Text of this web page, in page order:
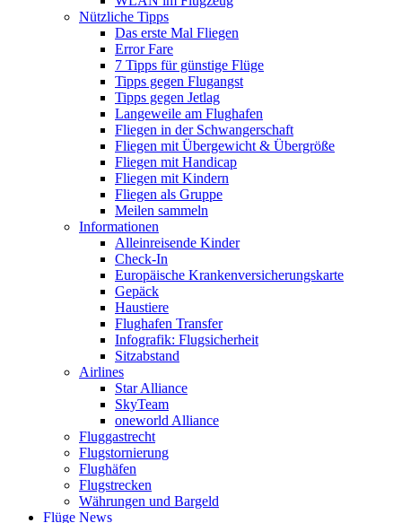
Nützliche Tipps
Das erste Mal Fliegen
Error Fare
7 Tipps für günstige Flüge
Tipps gegen Flugangst
Tipps gegen Jetlag
Langeweile am Flughafen
Fliegen in der Schwangerschaft
Fliegen mit Übergewicht & Übergröße
Fliegen mit Handicap
Fliegen mit Kindern
Fliegen als Gruppe
Meilen sammeln
Informationen
Alleinreisende Kinder
Check-In
Europäische Krankenversicherungskarte
Gepäck
Haustiere
Flughafen Transfer
Infografik: Flugsicherheit
Sitzabstand
Airlines
Star Alliance
SkyTeam
oneworld Alliance
Fluggastrecht
Flugstornierung
Flughäfen
Flugstrecken
Währungen und Bargeld
Flüge News